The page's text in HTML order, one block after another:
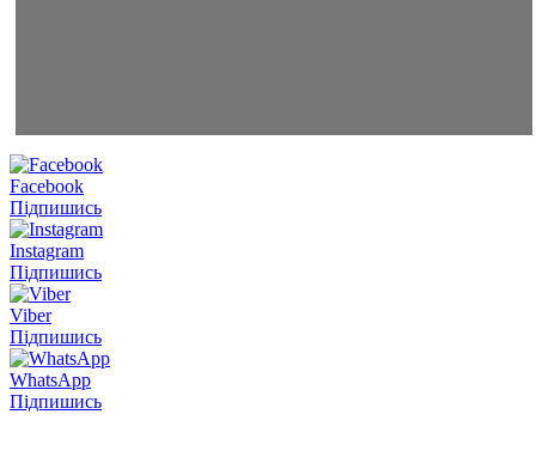
Facebook
Підпишись
Instagram
Підпишись
Viber
Підпишись
WhatsApp
Підпишись